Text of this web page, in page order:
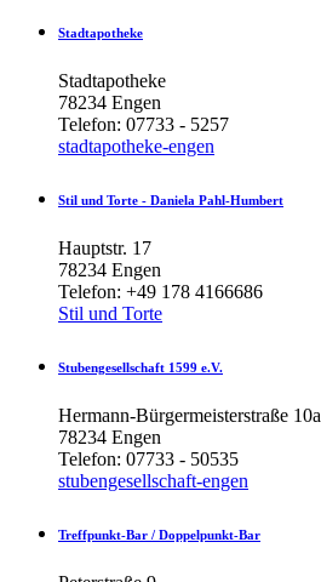
Stadtapotheke
Stadtapotheke
78234 Engen
Telefon: 07733 - 5257
stadtapotheke-engen
Stil und Torte - Daniela Pahl-Humbert
Hauptstr. 17
78234 Engen
Telefon: +49 178 4166686
Stil und Torte
Stubengesellschaft 1599 e.V.
Hermann-Bürgermeisterstraße 10a
78234 Engen
Telefon: 07733 - 50535
stubengesellschaft-engen
Treffpunkt-Bar / Doppelpunkt-Bar